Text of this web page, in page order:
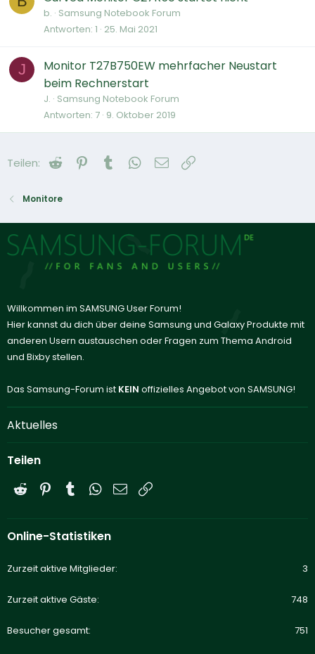
b. Samsung Notebook Forum
Antworten 1 25. Mai 2021
J
Monitor T27B750EW mehrfacher Neustart
beim Rechnerstart
J. Samsung Notebook Forum
Antworten 7 9. Oktober 2019
Teilen: Reddit Pinterest
Tumblr WhatsApp
E-Mail
Monitore
Willkommen im SAMSUNG User Forum!
Hier kannst du dich über deine Samsung und Galaxy Produkte mit
anderen Usern austauschen oder Fragen zum Thema Android
und Bixby stellen.
Das Samsung-Forum ist KEIN offizielles Angebot von SAMSUNG!
Aktuelles
Teilen
Reddit PinterestTumblrWhatsApp
E-Mail
Online-Statistiken
Zurzeit aktive Mitglieder 3
Zurzeit aktive Gäste 748
Besucher gesamt 751